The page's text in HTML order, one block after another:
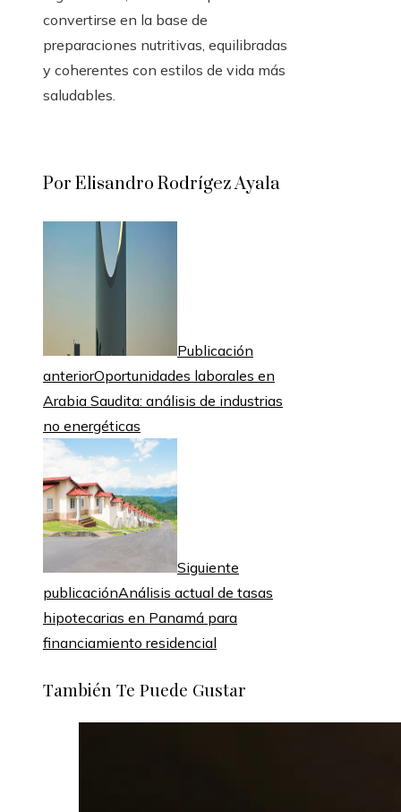
convertirse en la base de
preparaciones nutritivas, equilibradas
y coherentes con estilos de vida más
saludables.
Por Elisandro Rodrígez Ayala
Publicación
anteriorOportunidades laborales en
Arabia Saudita: análisis de industrias
no energéticas
Siguiente
publicaciónAnálisis actual de tasas
hipotecarias en Panamá para
financiamiento residencial
También Te Puede Gustar